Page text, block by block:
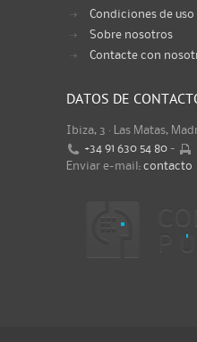
Condiciones de
Sobre nosotros
Contacte con
DATOS DE
Ibiza, 3 · Las Matas,
+34 91 630 54 80 -
Enviar e-mail: contacto